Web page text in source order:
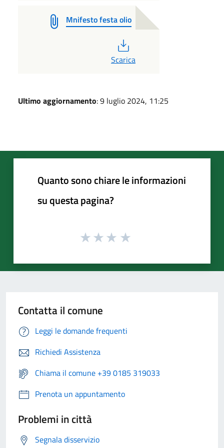
Mnifesto festa olio
Scarica
Ultimo aggiornamento: 9 luglio 2024, 11:25
Quanto sono chiare le informazioni
su questa pagina?
Contatta il comune
Leggi le domande frequenti
Richiedi Assistenza
Chiama il comune +39 0185 319033
Prenota un appuntamento
Problemi in città
Segnala disservizio